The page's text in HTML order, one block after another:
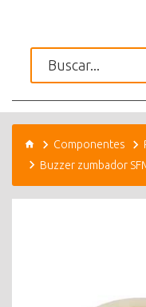
Componentes
Buzzer zumbador